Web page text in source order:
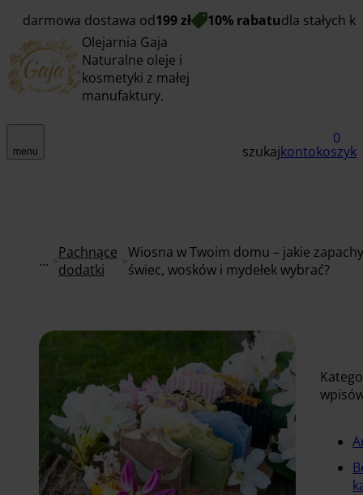
darmowa dostawa od199 zł 10% rabatudla stałych
Olejarnia Gaja
Naturalne oleje i
kosmetyki z małej
manufaktury.
menu szukajkonto
0
koszyk
...
Pachnące
dodatki
Wiosna w Twoim domu – jakie
świec, wosków i mydełek wybrać?